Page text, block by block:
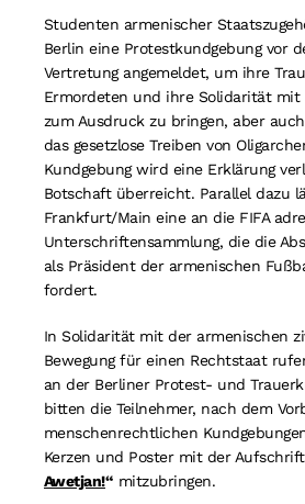
Studenten armenischer
Berlin eine Protestkundgebung vor
Vertretung angemeldet, um ihre
Ermordeten und ihre Solidarität mit
zum Ausdruck zu bringen, aber
das gesetzlose Treiben von
Kundgebung wird eine Erklärung
Botschaft überreicht. Parallel dazu
Frankfurt/Main eine an die FIFA
Unterschriftensammlung, die die
als Präsident der armenischen
fordert.
In Solidarität mit der armenischen
Bewegung für einen Rechtstaat
an der Berliner Protest- und
bitten die Teilnehmer, nach dem
menschenrechtlichen
Kerzen und Poster mit der
Awetjan!“ mitzubringen.